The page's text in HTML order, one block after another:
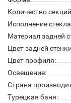
Количество
Исполнение
Материал задней
Цвет задней
Цвет профиля:
Освещение:
Страна
Турецкая баня: